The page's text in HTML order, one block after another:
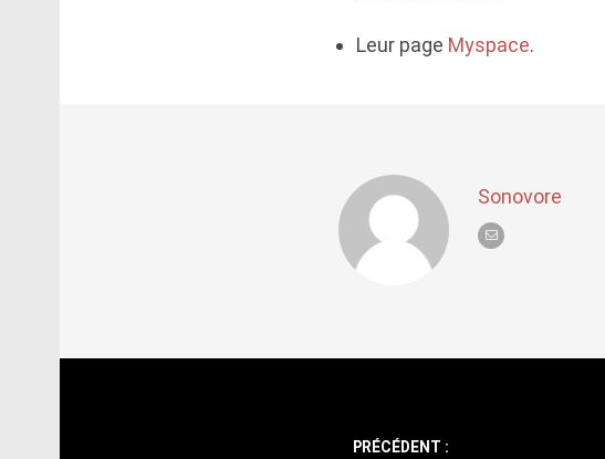
Leur page Myspace.
Sonovore
PRÉCÉDENT :